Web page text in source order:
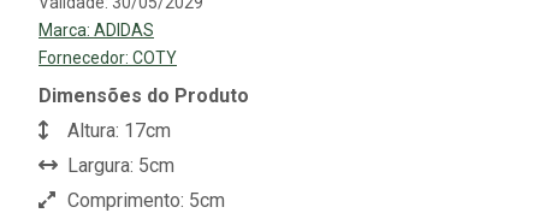
Marca: ADIDAS
Fornecedor: COTY
Dimensões do Produto
Altura: 17cm
Largura: 5cm
Comprimento: 5cm